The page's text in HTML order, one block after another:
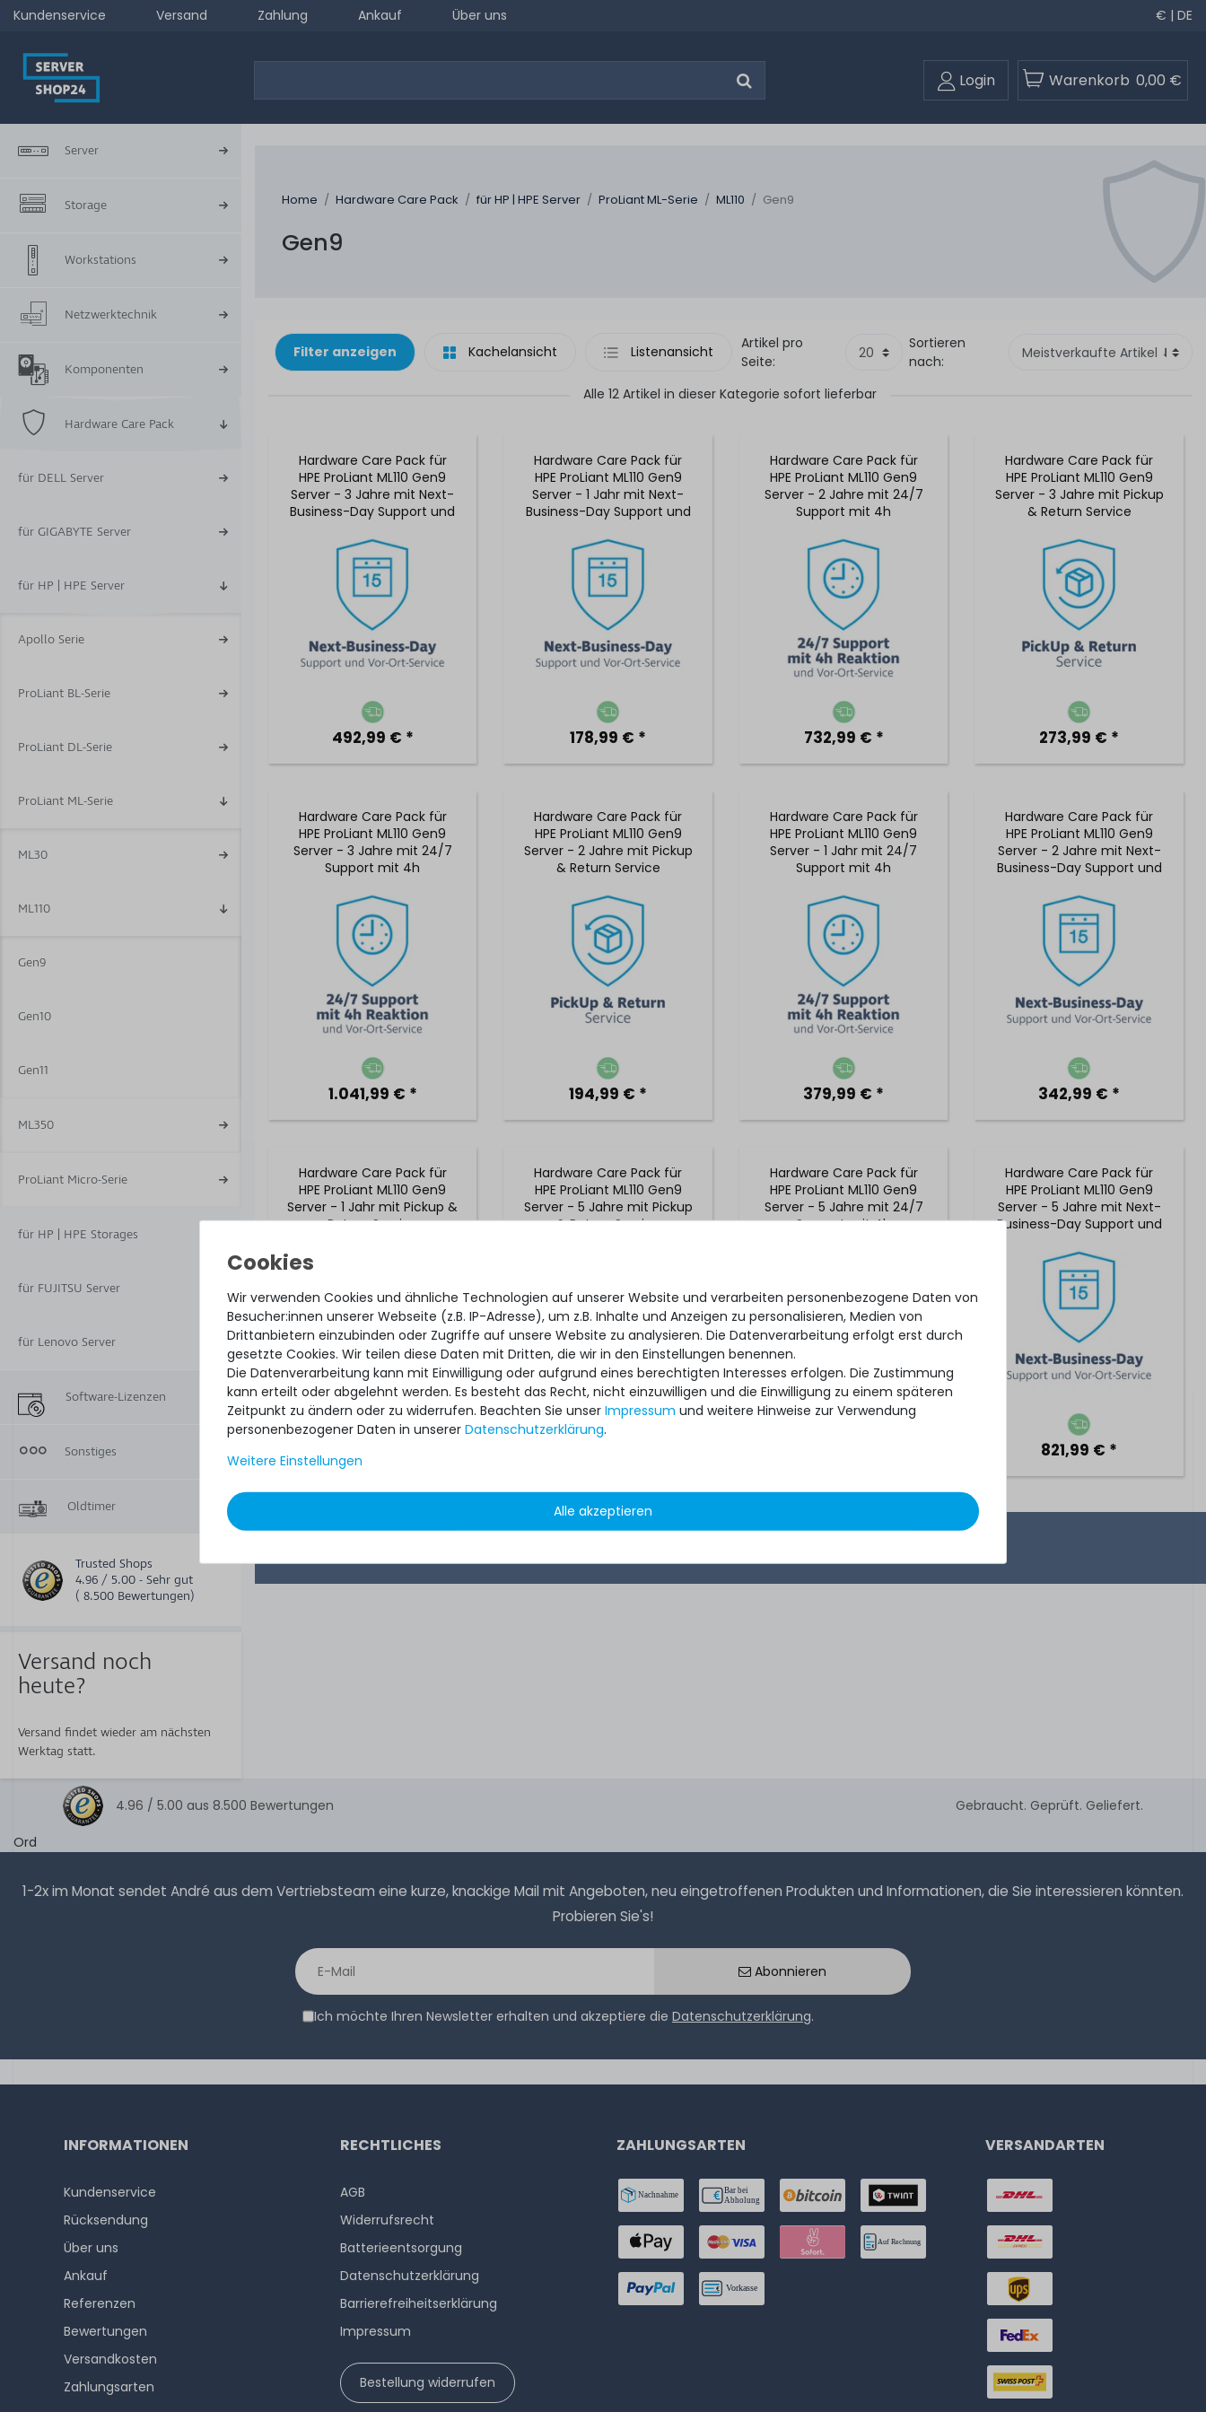
Kundenservice Versand Zahlung Ankauf Über uns € | DE
Login Warenkorb 0,00 €
Server
Storage
Workstations
Netzwerktechnik
Komponenten
Hardware Care Pack
für DELL Server
für GIGABYTE Server
für HP | HPE Server
Apollo Serie
ProLiant BL-Serie
ProLiant DL-Serie
ProLiant ML-Serie
ML30
ML110
Gen9
Gen10
Gen11
ML350
ProLiant Micro-Serie
für HP | HPE Storages
für FUJITSU Server
für Lenovo Server
Software-Lizenzen
Sonstiges
Oldtimer
Trusted Shops
4.96 / 5.00 - Sehr gut
( 8.500 Bewertungen)
Versand noch
heute?
Versand findet wieder am nächsten
Werktag statt.
Home Hardware Care Pack für HP | HPE Server ProLiant ML-Serie ML110 Gen9
Gen9
Filter anzeigen Kachelansicht Listenansicht
Artikel pro
Seite:
Sortieren
nach:
Alle 12 Artikel in dieser Kategorie sofort lieferbar
Hardware Care Pack für
HPE ProLiant ML110 Gen9
Server - 3 Jahre mit Next-
Business-Day Support und
492,99 € *
Hardware Care Pack für
HPE ProLiant ML110 Gen9
Server - 1 Jahr mit Next-
Business-Day Support und
178,99 € *
Hardware Care Pack für
HPE ProLiant ML110 Gen9
Server - 2 Jahre mit 24/7
Support mit 4h
Service
732,99 € *
Hardware Care Pack für
HPE ProLiant ML110 Gen9
Server - 3 Jahre mit Pickup
& Return Service
273,99 € *
Hardware Care Pack für
HPE ProLiant ML110 Gen9
Server - 3 Jahre mit 24/7
Support mit 4h
Service
1.041,99 € *
Hardware Care Pack für
HPE ProLiant ML110 Gen9
Server - 2 Jahre mit Pickup
& Return Service
194,99 € *
Hardware Care Pack für
HPE ProLiant ML110 Gen9
Server - 1 Jahr mit 24/7
Support mit 4h
Service
379,99 € *
Hardware Care Pack für
HPE ProLiant ML110 Gen9
Server - 2 Jahre mit Next-
Business-Day Support und
342,99 € *
Hardware Care Pack für
HPE ProLiant ML110 Gen9
Server - 1 Jahr mit Pickup &
Return Service
Hardware Care Pack für
HPE ProLiant ML110 Gen9
Server - 5 Jahre mit Pickup
& Return Service
Hardware Care Pack für
HPE ProLiant ML110 Gen9
Server - 5 Jahre mit 24/7
Support mit 4h
Hardware Care Pack für
HPE ProLiant ML110 Gen9
Server - 5 Jahre mit Next-
Business-Day Support und
821,99 € *
4.96 / 5.00 aus 8.500 Bewertungen Gebraucht. Geprüft. Geliefert.
Ord
1-2x im Monat sendet André aus dem Vertriebsteam eine kurze, knackige Mail mit Angeboten, neu eingetroffenen Produkten und Informationen, die Sie interessieren könnten.
Probieren Sie's!
Abonnieren
Ich möchte Ihren Newsletter erhalten und akzeptiere die Datenschutzerklärung.
Wir verwenden Cookies und ähnliche Technologien auf unserer Website und verarbeiten personenbezogene Daten von
Besucher:innen unserer Webseite (z.B. IP-Adresse), um z.B. Inhalte und Anzeigen zu personalisieren, Medien von
Drittanbietern einzubinden oder Zugriffe auf unsere Website zu analysieren. Die Datenverarbeitung erfolgt erst durch
gesetzte Cookies. Wir teilen diese Daten mit Dritten, die wir in den Einstellungen benennen.
Die Datenverarbeitung kann mit Einwilligung oder aufgrund eines berechtigten Interesses erfolgen. Die Zustimmung
kann erteilt oder abgelehnt werden. Es besteht das Recht, nicht einzuwilligen und die Einwilligung zu einem späteren
Zeitpunkt zu ändern oder zu widerrufen. Beachten Sie unser Impressum und weitere Hinweise zur Verwendung
personenbezogener Daten in unserer Daten­schutz­erklärung.
Weitere Einstellungen
Alle akzeptieren
INFORMATIONEN
Kundenservice
Rücksendung
Über uns
Ankauf
Referenzen
Bewertungen
Versandkosten
Zahlungsarten
RECHTLICHES
AGB
Widerrufs­recht
Batterieentsorgung
Datenschutzerklärung
Barrierefreiheitserklärung
Impressum
Bestellung widerrufen
ZAHLUNGSARTEN VERSANDARTEN